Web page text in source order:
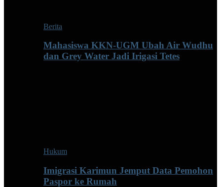
Berita
Mahasiswa KKN-UGM Ubah Air Wudhu
dan Grey Water Jadi Irigasi Tetes
Hukum
Imigrasi Karimun Jemput Data Pemohon
Paspor ke Rumah